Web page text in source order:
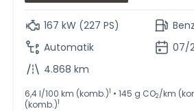
167 kW (227 PS)
Automatik
4.868 km
07/
6,4 l/100 km (komb.)1 • 145 g CO2/km
(komb.)1